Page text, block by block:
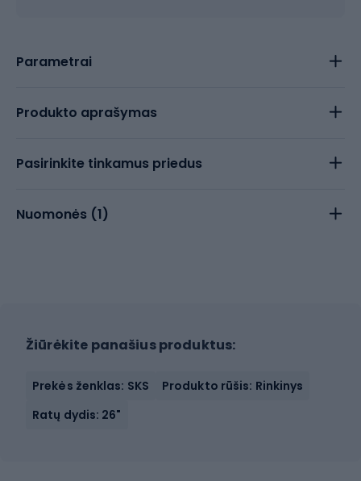
Parametrai
Produkto aprašymas
Pasirinkite tinkamus priedus
Nuomonės (1)
Žiūrėkite panašius produktus:
Prekės ženklas: SKS
Produkto rūšis: Rinkinys
Ratų dydis: 26"